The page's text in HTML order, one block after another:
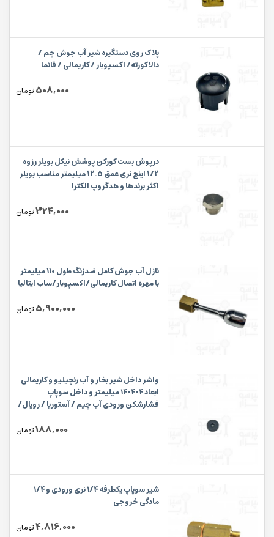
پلاک روی دستگیره شیر آب جوش چم /
دالاکورته/ اکسپوبار / کاریمالی / فائما
508,000 تومان
درپوش بست کورکن پوشش نیکل بویلر رزوه
1/2 اینچ نری عمق 12.5 میلیمتر مناسب بویلر
اکثر برندها و هدگروپ الکترا
324,000تومان
نازل آب جوش کامل ضدزنگ طول ۱۱۰ میلیمتر
با مهره اتصال کاریمالی/اکسپوبار/ساب ایتالیا
5,900,000 تومان
واشر داخل شیر بخار و آب رنچیلیو و کاریمالی
ابعاد ۴×۴×۱۴ میلیمتر و داخل سوپاپ
فشارشکن ورودی آب چیم / آستوریا / رویال/
188,000تومان
شیر سوپاپ یکطرفه ۱/۴ نری ورودی و ۱/۴
مادگی خروجی
4,816,000تومان